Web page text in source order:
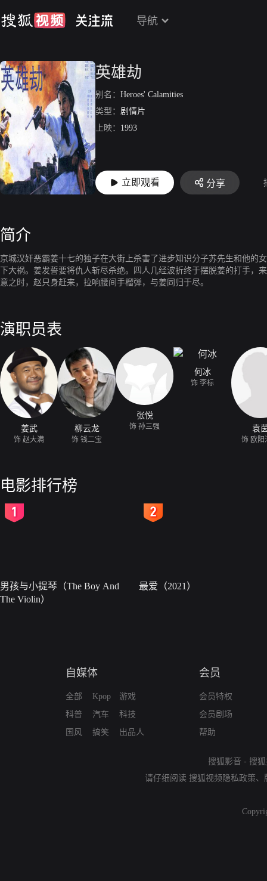
导航
英雄劫
别名： Heroes' Calamities
类型： 剧情片
上映： 1993
立即观看 分享
简介
京城汉奸恶霸姜十七的独子在大街上杀害了进步知识分子苏先生和他的
下大祸。姜发誓要将仇人斩尽杀绝。四人几经波折终于摆脱姜的打手
意之时，赵只身赶来，拉响腰间手榴弹，与姜同归于尽。
演职员表
姜武
饰 赵大满
柳云龙
饰 钱二宝
张悦
饰 孙三强
何冰
饰 李标
袁
饰 欧阳
电影排行榜
男孩与小提琴（The Boy And
The Violin）
最爱（2021）
自媒体
全部
科普
国风
Kpop
汽车
搞笑
游戏
科技
出品人
会员
会员特权
会员剧场
帮助
搜狐影音 - 搜
请仔细阅读 搜狐视频隐私政策、